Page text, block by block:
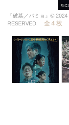
『破墓／パミョ』©
RESERVED.
全 4 枚